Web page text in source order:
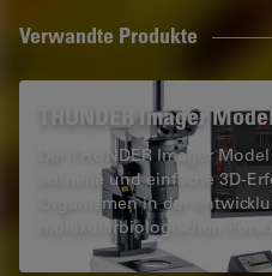
Verwandte Produkte
THUNDER Imager
Der THUNDER Imager
schnelle und einfache 3D-
Organismen in der
molekularbiologischen